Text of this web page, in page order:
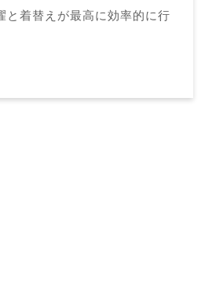
と着替えが最高に効率的に行